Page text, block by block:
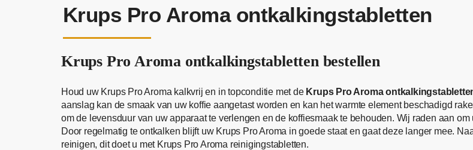
Krups Pro Aroma ontkalkingstabletten
Krups Pro Aroma ontkalkingstabletten bestellen
Houd uw Krups Pro Aroma kalkvrij en in topconditie met de Krups Pro Aroma
aanslag kan de smaak van uw koffie aangetast worden en kan het warmte element beschadigd
om de levensduur van uw apparaat te verlengen en de koffiesmaak te behouden. Wij raden aan
Door regelmatig te ontkalken blijft uw Krups Pro Aroma in goede staat en gaat deze langer mee.
reinigen, dit doet u met Krups Pro Aroma reinigingstabletten.